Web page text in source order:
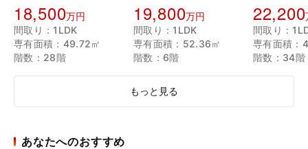
18,500万円
間取り：1LDK
専有面積：49.72㎡
階数：28階
19,800万円
間取り：1LDK
専有面積：52.36㎡
階数：6階
22,200
間取り：
専有面積：
階数：34階
もっと見る
あなたへのおすすめ